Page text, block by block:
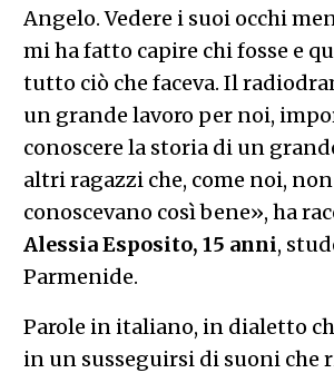
Angelo. Vedere i suoi occhi
mi ha fatto capire chi fosse e
tutto ciò che faceva. Il
un grande lavoro per noi,
conoscere la storia di un
altri ragazzi che, come noi,
conoscevano così bene», ha
Alessia Esposito, 15 anni​,
Parmenide.
Parole in italiano, in dialetto
in un susseguirsi di suoni che